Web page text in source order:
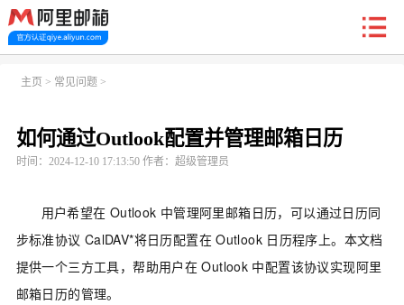
首页 阿里企业邮箱 信创邮 收费标准
常见问题 关于我们
主页 > 常见问题 >
如何通过Outlook配置并管理邮箱日历
时间：2024-12-10 17:13:50 作者：超级管理员
用户希望在 Outlook 中管理阿里邮箱日历，可以通过日历同
步标准协议 CalDAV*将日历配置在 Outlook 日历程序上。本文档
提供一个三方工具，帮助用户在 Outlook 中配置该协议实现阿里
邮箱日历的管理。